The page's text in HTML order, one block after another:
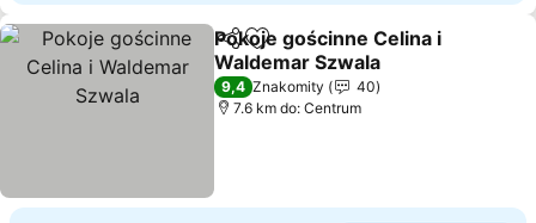
Udostępnij
Dodaj do ulubionych
Pokoje gościnne Celina i
Waldemar Szwala
9,4 Znakomity
40
7.6 km do: Centrum